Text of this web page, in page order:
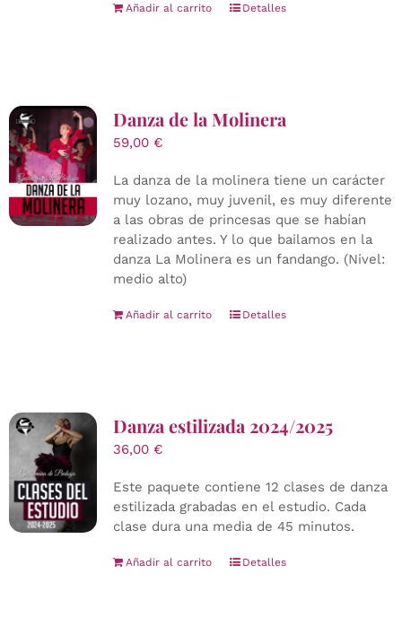
Añadir al carrito Detalles
Danza de la Molinera
59,00 €
La danza de la molinera tiene un carácter
muy lozano, muy juvenil, es muy diferente
a las obras de princesas que se habían
realizado antes. Y lo que bailamos en la
danza La Molinera es un fandango. (Nivel:
medio alto)
Añadir al carrito Detalles
Danza estilizada 2024/2025
36,00 €
Este paquete contiene 12 clases de danza
estilizada grabadas en el estudio. Cada
clase dura una media de 45 minutos.
Añadir al carrito Detalles